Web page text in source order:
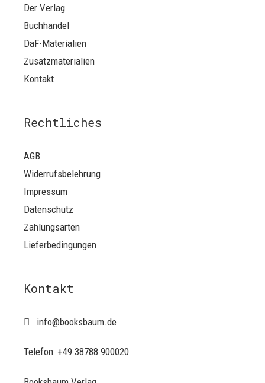
Der Verlag
Buchhandel
DaF-Materialien
Zusatzmaterialien
Kontakt
Rechtliches
AGB
Widerrufsbelehrung
Impressum
Datenschutz
Zahlungsarten
Lieferbedingungen
Kontakt
info@booksbaum.de
Telefon: +49 38788 900020